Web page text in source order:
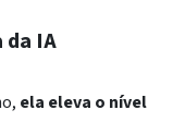
da IA
ela eleva o nível